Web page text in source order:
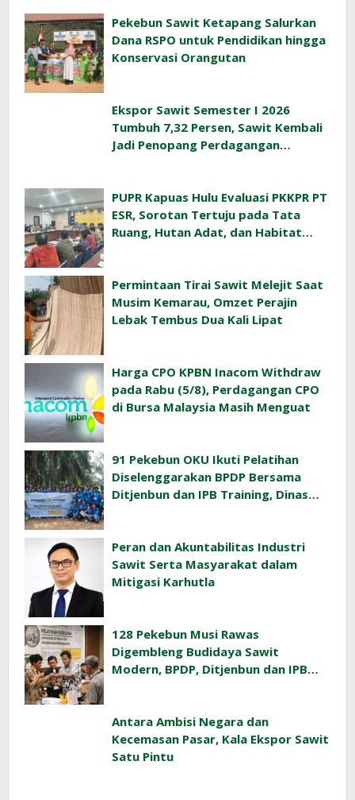
Pekebun Sawit Ketapang Salurkan
Dana RSPO untuk Pendidikan hingga
Konservasi Orangutan
Ekspor Sawit Semester I 2026
Tumbuh 7,32 Persen, Sawit Kembali
Jadi Penopang Perdagangan
PUPR Kapuas Hulu Evaluasi PKKPR PT
ESR, Sorotan Tertuju pada Tata
Ruang, Hutan Adat, dan Habitat
Permintaan Tirai Sawit Melejit Saat
Musim Kemarau, Omzet Perajin
Lebak Tembus Dua Kali Lipat
Harga CPO KPBN Inacom Withdraw
pada Rabu (5/8), Perdagangan CPO
di Bursa Malaysia Masih Menguat
91 Pekebun OKU Ikuti Pelatihan
Diselenggarakan BPDP Bersama
Ditjenbun dan IPB Training, Dinas
Peran dan Akuntabilitas Industri
Sawit Serta Masyarakat dalam
Mitigasi Karhutla
128 Pekebun Musi Rawas
Digembleng Budidaya Sawit
Modern, BPDP, Ditjenbun dan IPB
Antara Ambisi Negara dan
Kecemasan Pasar, Kala Ekspor Sawit
Satu Pintu